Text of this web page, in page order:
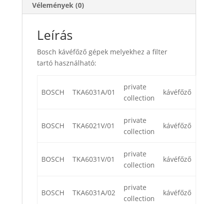
Vélemények (0)
Leírás
Bosch kávéfőző gépek melyekhez a filter
tartó használható:
BOSCH TKA6031A/01
private
collection
kávéfőző
BOSCH TKA6021V/01
private
collection
kávéfőző
BOSCH TKA6031V/01
private
collection
kávéfőző
BOSCH TKA6031A/02
private
collection
kávéfőző